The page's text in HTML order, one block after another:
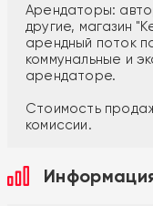
Арендаторы:
другие, магазин
арендный поток
коммунальные и
арендаторе.
Стоимость
комиссии.